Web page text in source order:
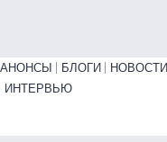
Primary links bottom
АНОНСЫ БЛОГИ НОВОСТИ
ИНТЕРВЬЮ